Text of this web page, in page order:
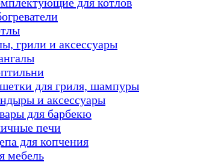
грили и аксессуары
для гриля, шампуры
и аксессуары
для барбекю
печи
для копчения
мебель